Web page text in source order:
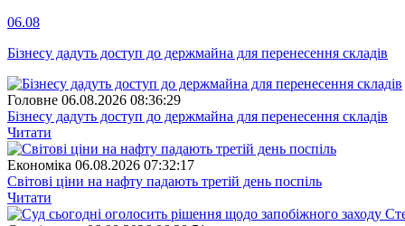
06.08
Бізнесу дадуть доступ до держмайна для перенесення складів
Головне 06.08.2026 08:36:29
Бізнесу дадуть доступ до держмайна для перенесення складів
Читати
Економіка 06.08.2026 07:32:17
Світові ціни на нафту падають третій день поспіль
Читати